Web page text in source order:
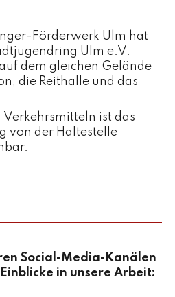
Förderwerk Ulm hat
Ulm e.V.
dem gleichen Gelände
die Reithalle und das
ist das
von der Haltestelle
Social-Media-Kanälen
in unsere Arbeit: